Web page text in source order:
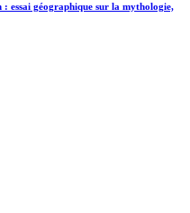
: essai géographique sur la mythologie,